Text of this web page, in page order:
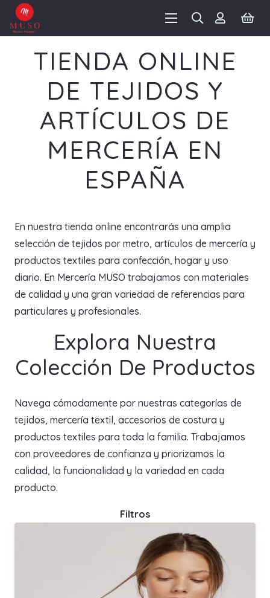
TIENDA ONLINE
DE TEJIDOS Y
ARTÍCULOS DE
MERCERÍA EN
ESPAÑA
En nuestra tienda online encontrarás una amplia
selección de tejidos por metro, artículos de mercería y
productos textiles para confección, hogar y uso
diario. En Mercería MUSO trabajamos con materiales
de calidad y una gran variedad de referencias para
particulares y profesionales.
Explora Nuestra
Colección De Productos
Navega cómodamente por nuestras categorías de
tejidos, mercería textil, accesorios de costura y
productos textiles para toda la familia. Trabajamos
con proveedores de confianza y priorizamos la
calidad, la funcionalidad y la variedad en cada
producto.
Filtros